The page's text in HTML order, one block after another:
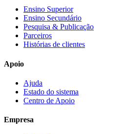
Ensino Superior
Ensino Secundário
Pesquisa & Publicação
Parceiros
Histórias de clientes
Apoio
Ajuda
Estado do sistema
Centro de Apoio
Empresa